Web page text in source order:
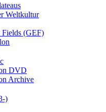
Weltkultur
Fields (GEF)
DVD
Archive
)